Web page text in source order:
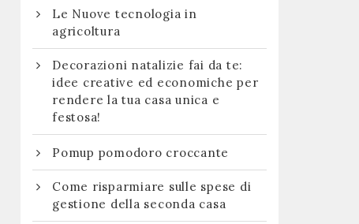
Le Nuove tecnologia in
agricoltura
Decorazioni natalizie fai da te:
idee creative ed economiche per
rendere la tua casa unica e
festosa!
Pomup pomodoro croccante
Come risparmiare sulle spese di
gestione della seconda casa